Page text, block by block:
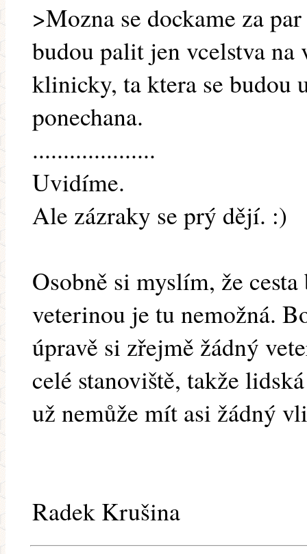
>Mozna se dockame za
budou palit jen vcelstva
klinicky, ta ktera se budou
ponechana.
....................
Uvidíme.
Ale zázraky se prý dějí. :)
Osobně si myslím, že
veterinou je tu nemožná.
úpravě si zřejmě žádný
celé stanoviště, takže
už nemůže mít asi žádný
Radek Krušina